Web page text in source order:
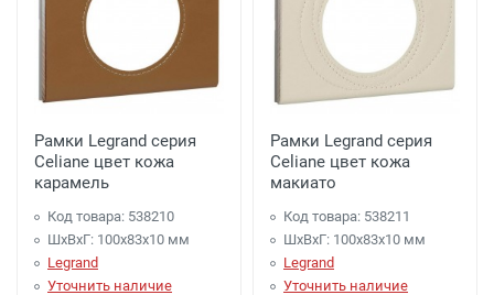
Рамки Legrand серия
Celiane цвет кожа
карамель
Код товара: 538210
ШхВхГ: 100x83x10 мм
Legrand
Уточнить наличие
Рамки Legrand серия
Celiane цвет кожа
макиато
Код товара: 538211
ШхВхГ: 100x83x10 мм
Legrand
Уточнить наличие